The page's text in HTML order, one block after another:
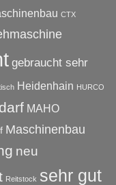
CTX
gebraucht sehr
Heidenhain HURCO
MAHO
Maschinenbau
neu
Reitstock sehr gut